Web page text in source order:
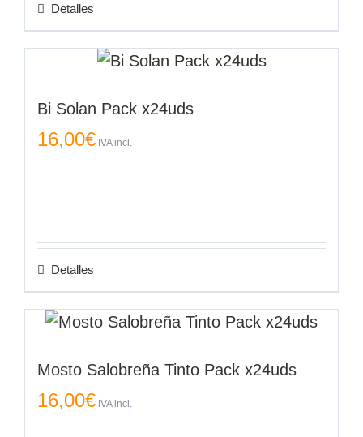
Detalles
Bi Solan Pack x24uds
16,00€ IVA incl.
Detalles
Mosto Salobreña Tinto Pack x24uds
16,00€ IVA incl.